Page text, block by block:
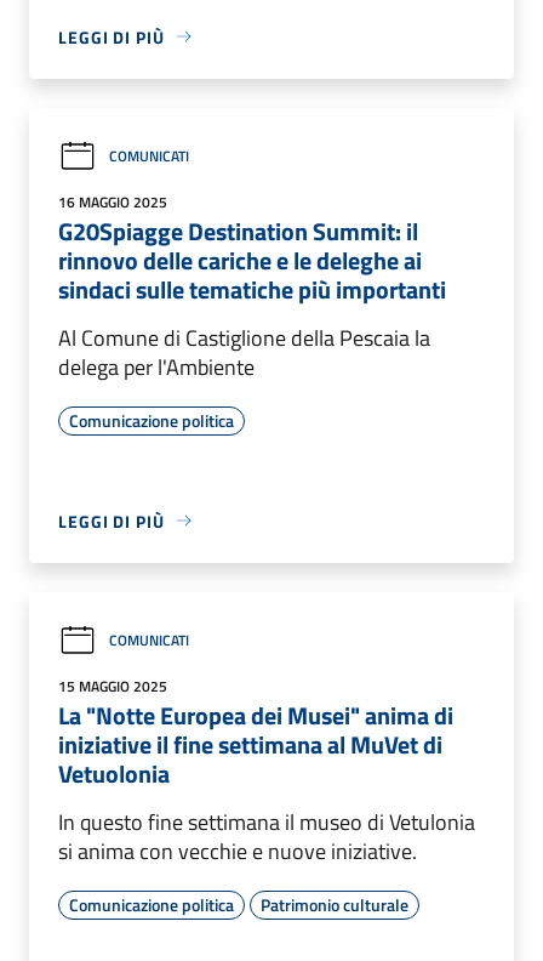
LEGGI DI PIÙ
COMUNICATI
16 MAGGIO 2025
G20Spiagge Destination Summit: il
rinnovo delle cariche e le deleghe ai
sindaci sulle tematiche più importanti
Al Comune di Castiglione della Pescaia la
delega per l'Ambiente
Comunicazione politica
LEGGI DI PIÙ
COMUNICATI
15 MAGGIO 2025
La "Notte Europea dei Musei" anima di
iniziative il fine settimana al MuVet di
Vetuolonia
In questo fine settimana il museo di Vetulonia
si anima con vecchie e nuove iniziative.
Comunicazione politica Patrimonio culturale